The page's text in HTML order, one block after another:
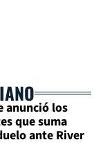
anunció los
que suma
ante River